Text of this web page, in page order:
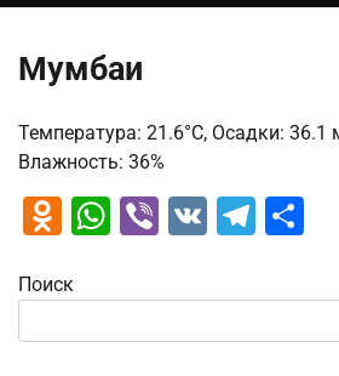
Мумбаи
Температура: 21.6°C, Осадки:
Влажность: 36%
Odnoklassniki
WhatsApp
Viber
VK
Поиск